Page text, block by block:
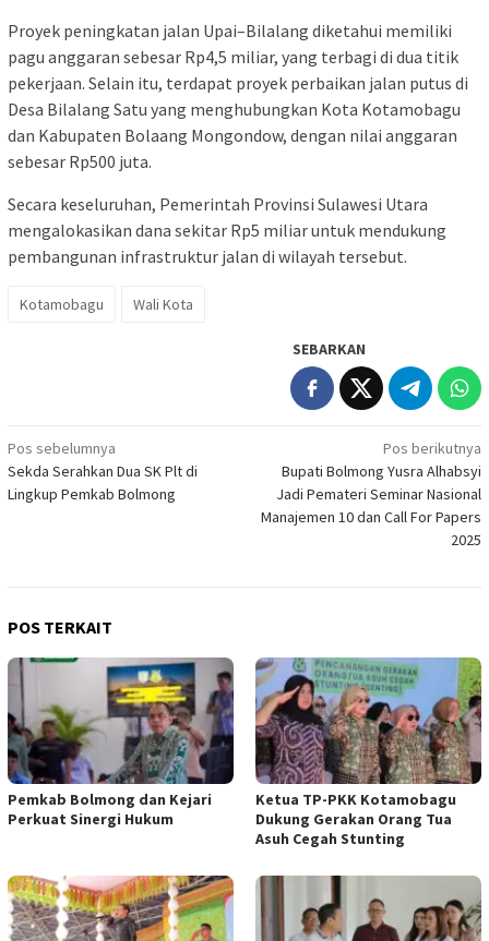
Proyek peningkatan jalan Upai–Bilalang diketahui memiliki
pagu anggaran sebesar Rp4,5 miliar, yang terbagi di dua titik
pekerjaan. Selain itu, terdapat proyek perbaikan jalan putus di
Desa Bilalang Satu yang menghubungkan Kota Kotamobagu
dan Kabupaten Bolaang Mongondow, dengan nilai anggaran
sebesar Rp500 juta.
Secara keseluruhan, Pemerintah Provinsi Sulawesi Utara
mengalokasikan dana sekitar Rp5 miliar untuk mendukung
pembangunan infrastruktur jalan di wilayah tersebut.
Kotamobagu Wali Kota
SEBARKAN
Navigasi
pos
Pos sebelumnya
Sekda Serahkan Dua SK Plt di
Lingkup Pemkab Bolmong
Pos berikutnya
Bupati Bolmong Yusra Alhabsyi
Jadi Pemateri Seminar Nasional
Manajemen 10 dan Call For Papers
2025
POS TERKAIT
Pemkab Bolmong dan Kejari
Perkuat Sinergi Hukum
Ketua TP-PKK Kotamobagu
Dukung Gerakan Orang Tua
Asuh Cegah Stunting